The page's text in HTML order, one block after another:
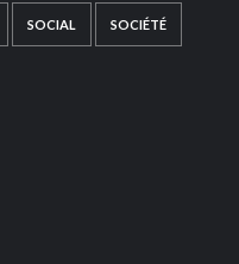
SOCIAL SOCIÉTÉ